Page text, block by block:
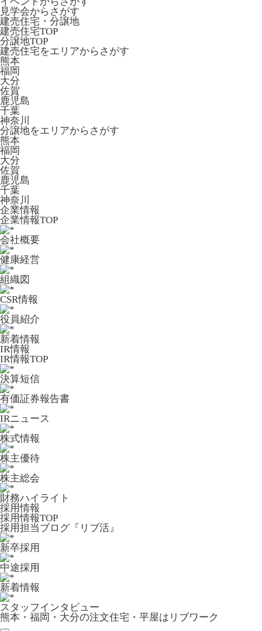
見学会からさがす
建売住宅・分譲地
建売住宅TOP
分譲地TOP
建売住宅をエリアからさがす
熊本
福岡
大分
佐賀
鹿児島
千葉
神奈川
分譲地をエリアからさがす
熊本
福岡
大分
佐賀
鹿児島
千葉
神奈川
企業情報
企業情報TOP
会社概要
健康経営
組織図
CSR情報
役員紹介
新着情報
IR情報
IR情報TOP
決算短信
有価証券報告書
IRニュース
株式情報
株主優待
株主総会
財務ハイライト
採用情報
採用情報TOP
採用担当ブログ『リブ活』
新卒採用
中途採用
新着情報
スタッフインタビュー
熊本・福岡・大分の注文住宅・平屋はリブワーク